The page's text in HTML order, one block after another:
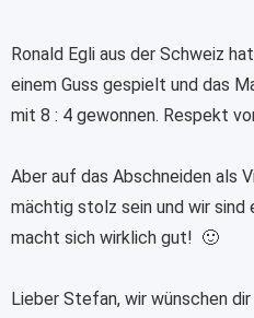
Ronald Egli aus der Schweiz
einem Guss gespielt und das
mit 8 : 4 gewonnen. Respekt
Aber auf das Abschneiden als
mächtig stolz sein und wir sind
macht sich wirklich gut! 🙂
Lieber Stefan, wir wünschen